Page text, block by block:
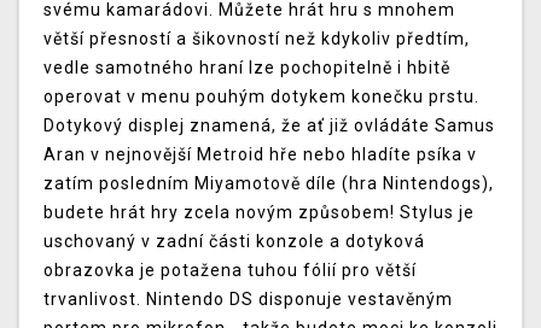
svému kamarádovi. Můžete hrát hru s mnohem
větší přesností a šikovností než kdykoliv předtím,
vedle samotného hraní lze pochopitelně i hbitě
operovat v menu pouhým dotykem konečku prstu.
Dotykový displej znamená, že ať již ovládáte Samus
Aran v nejnovější Metroid hře nebo hladíte psíka v
zatím posledním Miyamotově díle (hra Nintendogs),
budete hrát hry zcela novým způsobem! Stylus je
uschovaný v zadní části konzole a dotyková
obrazovka je potažena tuhou fólií pro větší
trvanlivost. Nintendo DS disponuje vestavěným